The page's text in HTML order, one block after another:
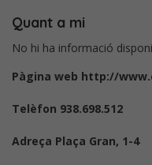
Quant a mi
No hi ha informació
Pàgina web http://
Telèfon 938.698.512
Adreça Plaça Gran, 1-4